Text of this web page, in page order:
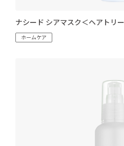
ナシード シアマスク＜ヘアトリ
ホームケア